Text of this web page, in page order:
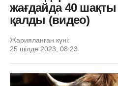
жағдайда 40
қалды (видео)
Жарияланған күні:
25 шілде 2023, 08:23